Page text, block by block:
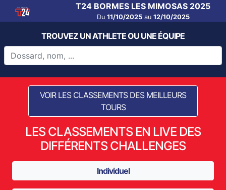
T24 BORMES LES MIMOSAS 2025
Du 11/10/2025au 12/10/2025
TROUVEZ UN ATHLETE OU UNE ÉQUIPE
VOIR LES CLASSEMENTS DES MEILLEURS
TOURS
LES CLASSEMENTS EN LIVE DES
DIFFÉRENTS CHALLENGES
Individuel